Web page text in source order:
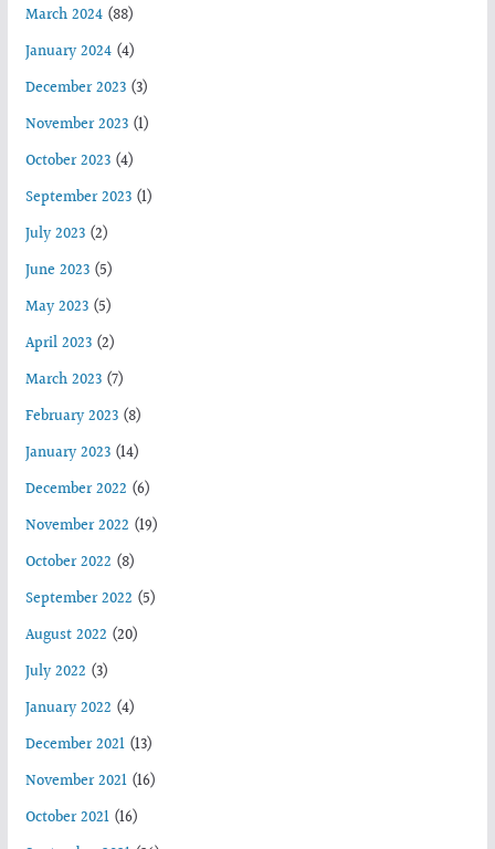
March 2024(88)
January 2024(4)
December 2023(3)
November 2023(1)
October 2023(4)
September 2023(1)
July 2023(2)
June 2023(5)
May 2023(5)
April 2023(2)
March 2023(7)
February 2023(8)
January 2023(14)
December 2022 (6)
November 2022 (19)
October 2022 (8)
September 2022 (5)
August 2022 (20)
July 2022 (3)
January 2022 (4)
December 2021(13)
November 2021(16)
October 2021(16)